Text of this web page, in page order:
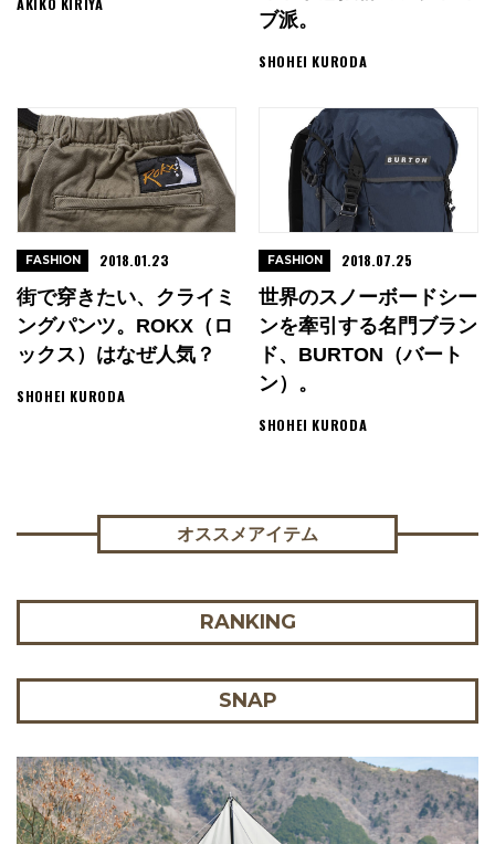
AKIKO KIRIYA
ブ派。
SHOHEI KURODA
街で穿きたい、クライミ
ングパンツ。ROKX（ロ
ックス）はなぜ人気？
SHOHEI KURODA
FASHION 2018.01.23
世界のスノーボードシー
ンを牽引する名門ブラン
ド、BURTON（バート
ン）。
SHOHEI KURODA
FASHION 2018.07.25
オススメアイテム
RANKING
SNAP